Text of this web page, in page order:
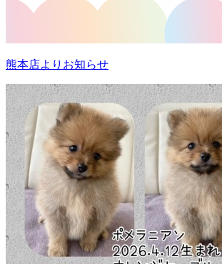
熊本店よりお知らせ